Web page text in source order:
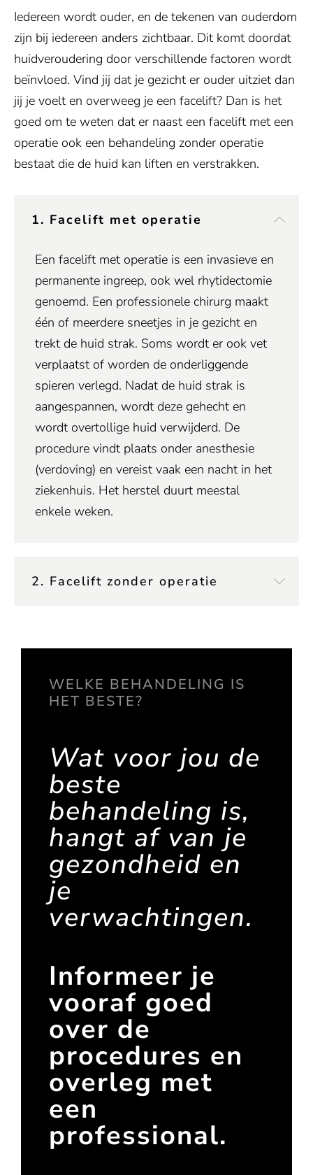
Iedereen wordt ouder, en de tekenen van ouderdom
zijn bij iedereen anders zichtbaar. Dit komt doordat
huidveroudering door verschillende factoren wordt
beïnvloed. Vind jij dat je gezicht er ouder uitziet dan
jij je voelt en overweeg je een facelift? Dan is het
goed om te weten dat er naast een facelift met een
operatie ook een behandeling zonder operatie
bestaat die de huid kan liften en verstrakken.
1. Facelift met operatie
Een facelift met operatie is een invasieve en
permanente ingreep, ook wel rhytidectomie
genoemd. Een professionele chirurg maakt
één of meerdere sneetjes in je gezicht en
trekt de huid strak. Soms wordt er ook vet
verplaatst of worden de onderliggende
spieren verlegd. Nadat de huid strak is
aangespannen, wordt deze gehecht en
wordt overtollige huid verwijderd. De
procedure vindt plaats onder anesthesie
(verdoving) en vereist vaak een nacht in het
ziekenhuis. Het herstel duurt meestal
enkele weken.
2. Facelift zonder operatie
WELKE BEHANDELING IS
HET BESTE?
Wat voor jou de
beste
behandeling is,
hangt af van je
gezondheid en
je
verwachtingen.
Informeer je
vooraf goed
over de
procedures en
overleg met
een
professional.